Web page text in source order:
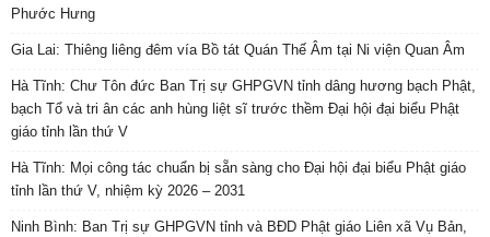
Phước Hưng
Gia Lai: Thiêng liêng đêm vía Bồ tát Quán Thế Âm tại Ni viện Quan Âm
Hà Tĩnh: Chư Tôn đức Ban Trị sự GHPGVN tỉnh dâng hương bạch Phật,
bạch Tổ và tri ân các anh hùng liệt sĩ trước thềm Đại hội đại biểu Phật
giáo tỉnh lần thứ V
Hà Tĩnh: Mọi công tác chuẩn bị sẵn sàng cho Đại hội đại biểu Phật giáo
tỉnh lần thứ V, nhiệm kỳ 2026 – 2031
Ninh Bình: Ban Trị sự GHPGVN tỉnh và BĐD Phật giáo Liên xã Vụ Bản,